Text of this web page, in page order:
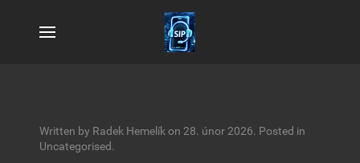
Written by Radek Hemelík on 28. únor 2026. Posted in
Uncategorised.